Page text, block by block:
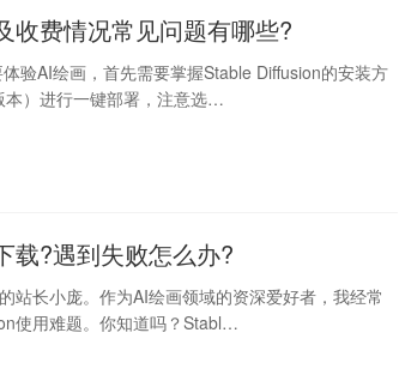
收费情况常见问题有哪些?
验AI绘画，首先需要掌握Stable Diffusion的安装方
本）进行一键部署，注意选…
载?遇到失败怎么办?
站长小庞。作为AI绘画领域的资深爱好者，我经常
使用难题。你知道吗？Stabl…